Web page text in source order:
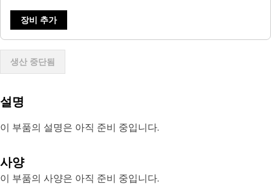
장비 추가
생산 중단됨
설명
이 부품의 설명은 아직 준비 중입니다.
사양
이 부품의 사양은 아직 준비 중입니다.